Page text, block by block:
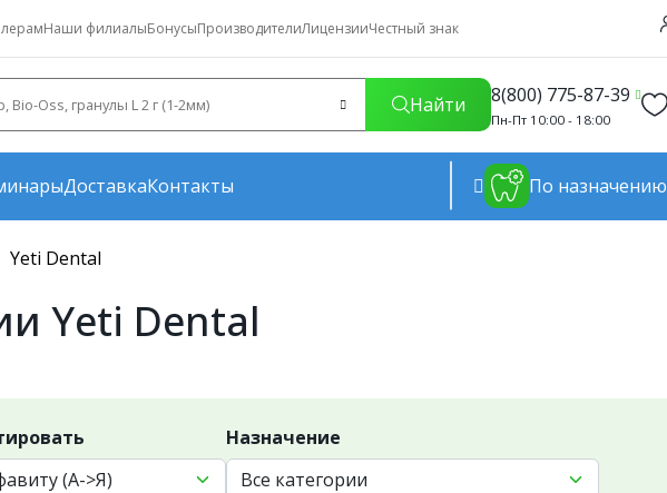
Наши филиалыБонусыПроизводителиЛицензииЧестный знак
Найти 8(800) 775-87-39
Пн-Пт 10:00 - 18:00
ДоставкаКонтакты По назначению
Yeti Dental
Yeti Dental
Назначение